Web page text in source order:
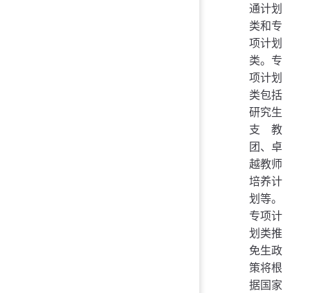
通计划
类和专
项计划
类。专
项计划
类包括
研究生
支教
团、卓
越教师
培养计
划等。
专项计
划类推
免生政
策将根
据国家